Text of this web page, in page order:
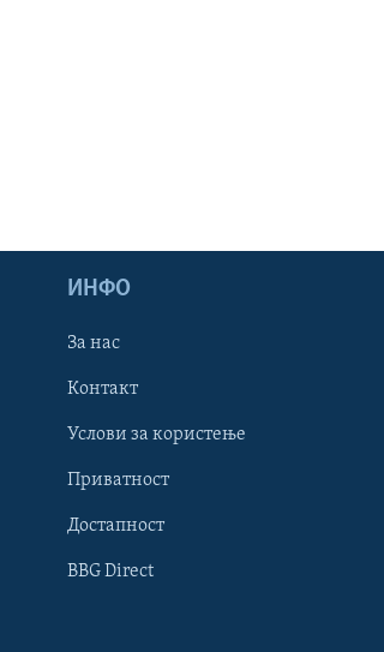
Learning English
НАКУСО...
ИНФО
За нас
Контакт
Услови за користење
Приватност
Достапност
BBG Direct